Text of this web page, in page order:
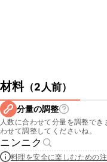
材料（2人前）
分量の調整
人数に合わせて分量を調整で
わせて調整してくださいね。
ニンニク
料理を安全に楽しむための